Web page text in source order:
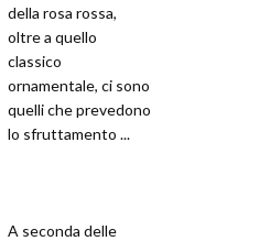
della rosa rossa,
oltre a quello
classico
ornamentale, ci sono
quelli che prevedono
lo sfruttamento ...
A seconda delle